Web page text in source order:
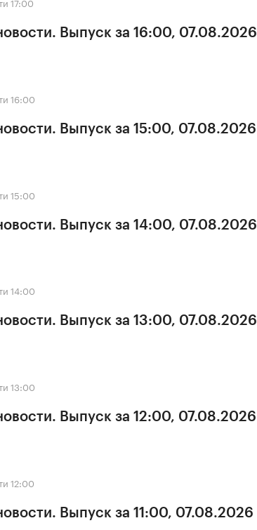
Выпуск за 16:00, 07.08.2026
16:00
Выпуск за 15:00, 07.08.2026
15:00
Выпуск за 14:00, 07.08.2026
14:00
Выпуск за 13:00, 07.08.2026
13:00
Выпуск за 12:00, 07.08.2026
12:00
Выпуск за 11:00, 07.08.2026